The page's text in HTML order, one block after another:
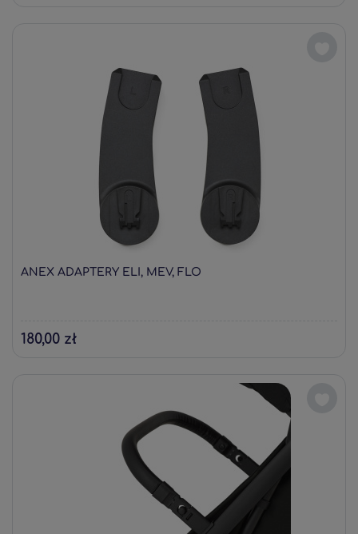
ANEX ADAPTERY ELI, MEV, FLO
180,00 zł